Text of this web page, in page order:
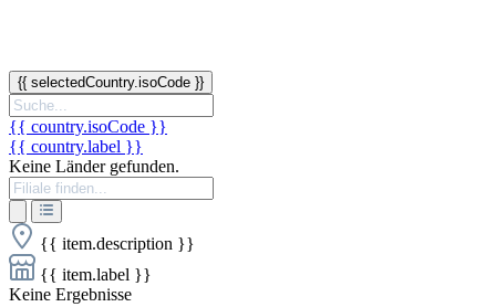
{{ selectedCountry.isoCode }}
{{ country.isoCode }}
{{ country.label }}
Keine Länder gefunden.
{{ item.description }}
{{ item.label }}
Keine Ergebnisse